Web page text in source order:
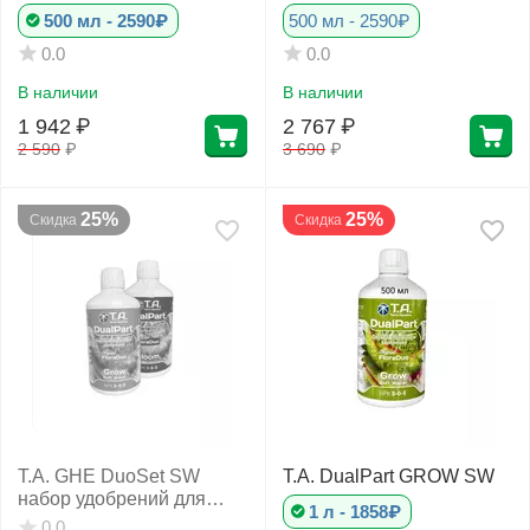
500 мл - 2590₽
0.0
В наличии
2 590 ₽
1 942 ₽
500 мл - 2590₽
0.0
В наличии
3 690 ₽
2 767 ₽
Скидка 25%
T.A. GHE DuoSet SW
набор удобрений для
мягкой воды
Скидка 25%
T.A. DualPart GROW SW
1 л - 1858₽